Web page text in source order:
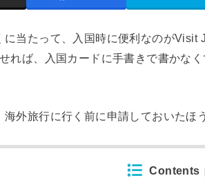
に当たって、入国時に便利なのが
れば、入国カードに手書きで書かな
海外旅行に行く前に申請しておいたほ
Contents